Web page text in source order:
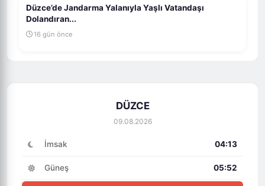
Düzce’de Jandarma Yalanıyla Yaşlı Vatandaşı
Dolandıran...
16 gün önce
DÜZCE
09.08.2026
İmsak 04:13
Güneş 05:52